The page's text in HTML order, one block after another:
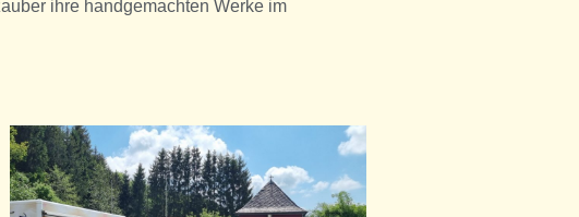
ihre handgemachten Werke im